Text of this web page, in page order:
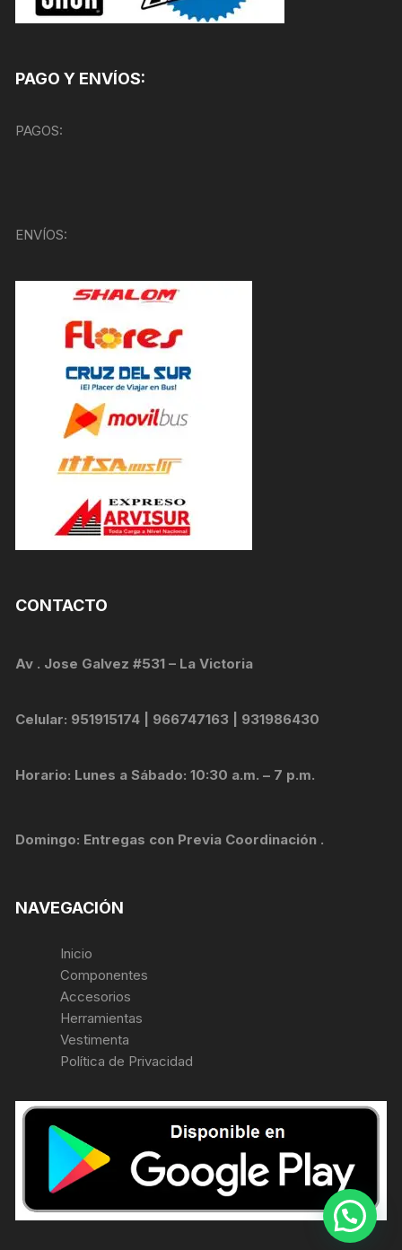
PAGO Y ENVÍOS:
PAGOS:
ENVÍOS:
CONTACTO
Av . Jose Galvez #531 – La Victoria
Celular: 951915174 | 966747163 | 931986430
Horario: Lunes a Sábado: 10:30 a.m. – 7 p.m.
Domingo: Entregas con Previa Coordinación .
NAVEGACIÓN
Inicio
Componentes
Accesorios
Herramientas
Vestimenta
Política de Privacidad